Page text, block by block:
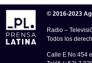
© 2016-2023
Radio –
Todos los
Calle E No.454